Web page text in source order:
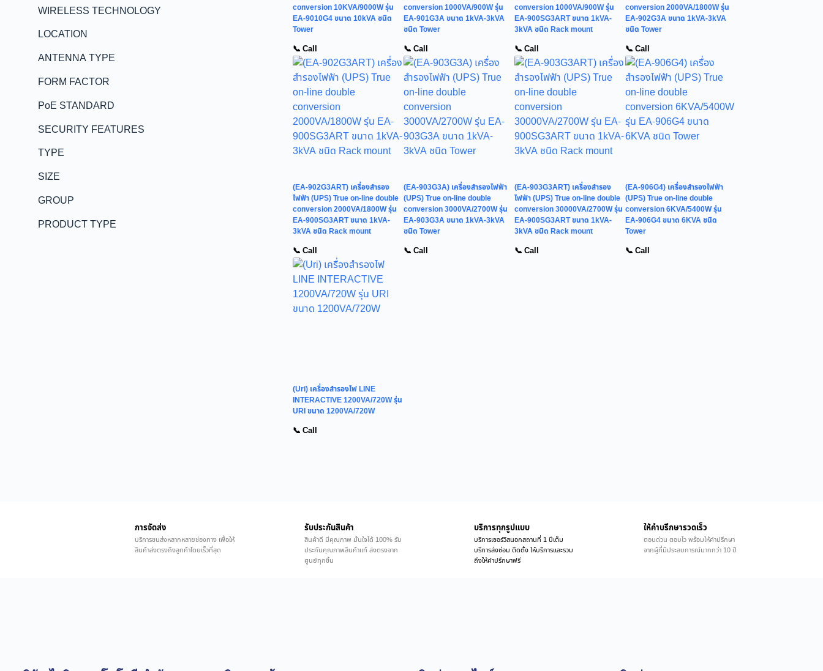
WIRELESS TECHNOLOGY
LOCATION
ANTENNA TYPE
FORM FACTOR
PoE STANDARD
SECURITY FEATURES
TYPE
SIZE
GROUP
PRODUCT TYPE
conversion 10KVA/9000W รุ่น
EA-9010G4 ขนาด 10kVA ชนิด
Tower
📞 Call
conversion 1000VA/900W รุ่น
EA-901G3A ขนาด 1kVA-3kVA
ชนิด Tower
📞 Call
conversion 1000VA/900W รุ่น
EA-900SG3ART ขนาด 1kVA-
3kVA ชนิด Rack mount
📞 Call
conversion 2000VA/1800W รุ่น
EA-902G3A ขนาด 1kVA-3kVA
ชนิด Tower
📞 Call
(EA-902G3ART) เครื่องสำรอง
ไฟฟ้า (UPS) True on-line double
conversion 2000VA/1800W รุ่น
EA-900SG3ART ขนาด 1kVA-
3kVA ชนิด Rack mount
📞 Call
(EA-903G3A) เครื่องสำรองไฟฟ้า
(UPS) True on-line double
conversion 3000VA/2700W รุ่น
EA-903G3A ขนาด 1kVA-3kVA
ชนิด Tower
📞 Call
(EA-903G3ART) เครื่องสำรอง
ไฟฟ้า (UPS) True on-line double
conversion 30000VA/2700W รุ่น
EA-900SG3ART ขนาด 1kVA-
3kVA ชนิด Rack mount
📞 Call
(EA-906G4) เครื่องสำรองไฟฟ้า
(UPS) True on-line double
conversion 6KVA/5400W รุ่น
EA-906G4 ขนาด 6KVA ชนิด
Tower
📞 Call
(Uri) เครื่องสำรองไฟ LINE
INTERACTIVE 1200VA/720W รุ่น
URI ขนาด 1200VA/720W
📞 Call
การจัดส่ง
บริการขนส่งหลากหลายช่องทาง เพื่อให้
สินค้าส่งตรงถึงลูกค้าโดยเร็วที่สุด
รับประกันสินค้า
สินค้าดี มีคุณภาพ มั่นใจได้ 100% รับ
ประกันคุณภาพสินค้าแท้ ส่งตรงจาก
ศูนย์ทุกชิ้น
บริการทุกรูปแบบ
บริการเซอร์วิสนอกสถานที่ 1 ปีเต็ม
บริการส่งซ่อม ติดตั้ง ให้บริการและรวม
ถึงให้คำปรึกษาฟรี
ให้คำบรึกษารวดเร็ว
ตอบด่วน ตอบไว พร้อมให้คำปรึกษา
จากผู้ที่มีประสบการณ์มากกว่า 10 ปี